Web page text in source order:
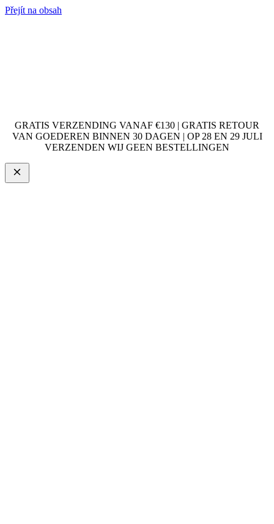
Přejít na obsah
GRATIS VERZENDING VANAF €130 | GRATIS RETOUR
VAN GOEDEREN BINNEN 30 DAGEN | OP 28 EN 29 JULI
VERZENDEN WIJ GEEN BESTELLINGEN